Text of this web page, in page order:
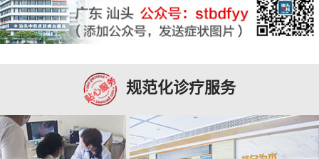
规范化诊疗服务